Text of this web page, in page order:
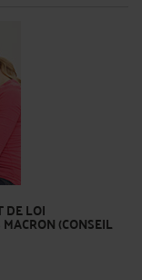
DE LOI
(CONSEIL